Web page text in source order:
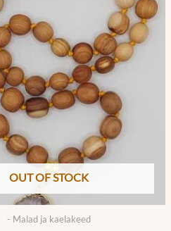
OUT OF STOCK
- Malad ja kaelakeed